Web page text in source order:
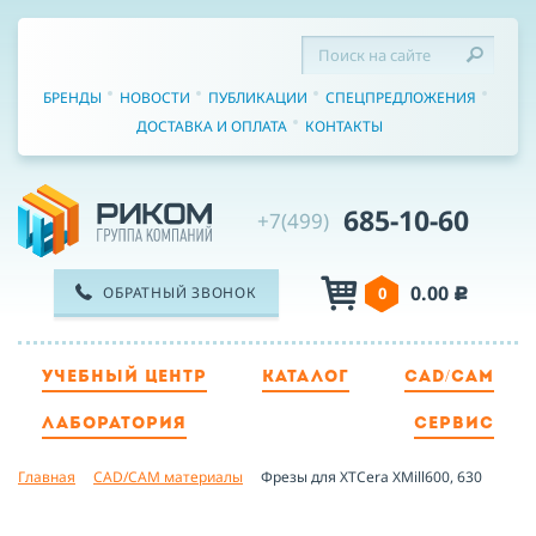
БРЕНДЫ НОВОСТИ ПУБЛИКАЦИИ
СПЕЦПРЕДЛОЖЕНИЯ
ДОСТАВКА И ОПЛАТА
КОНТАКТЫ
+7(499) 685-10-60
ОБРАТНЫЙ ЗВОНОК 0 0.00 c
УЧЕБНЫЙ ЦЕНТР КАТАЛОГ CAD/CAM
ЛАБОРАТОРИЯ СЕРВИС
Главная CAD/CAM материалы Фрезы для XTCera XMill600, 630